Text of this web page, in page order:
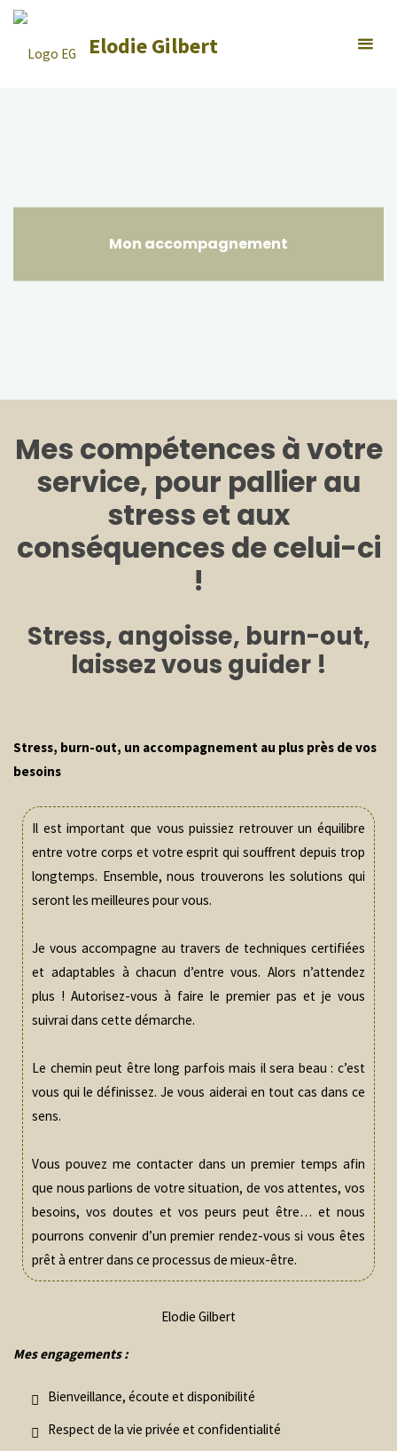
Skip
content
Elodie Gilbert
Mon accompagnement
Mes compétences à votre
service, pour pallier au
stress et aux
conséquences de celui-ci
!
Stress, angoisse, burn-out,
laissez vous guider !
Stress, burn-out, un accompagnement au plus près de vos
besoins
Il est important que vous puissiez retrouver un équilibre
entre votre corps et votre esprit qui souffrent depuis trop
longtemps. Ensemble, nous trouverons les solutions qui
seront les meilleures pour vous.
Je vous accompagne au travers de techniques certifiées
et adaptables à chacun d’entre vous. Alors n’attendez
plus ! Autorisez-vous à faire le premier pas et je vous
suivrai dans cette démarche.
Le chemin peut être long parfois mais il sera beau : c’est
vous qui le définissez. Je vous aiderai en tout cas dans ce
sens.
Vous pouvez me contacter dans un premier temps afin
que nous parlions de votre situation, de vos attentes, vos
besoins, vos doutes et vos peurs peut être… et nous
pourrons convenir d’un premier rendez-vous si vous êtes
prêt à entrer dans ce processus de mieux-être.
Elodie Gilbert
Mes engagements :
Bienveillance, écoute et disponibilité
Respect de la vie privée et confidentialité